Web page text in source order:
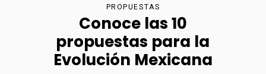
PROPUESTAS
Conoce las 10
propuestas para la
Evolución Mexicana